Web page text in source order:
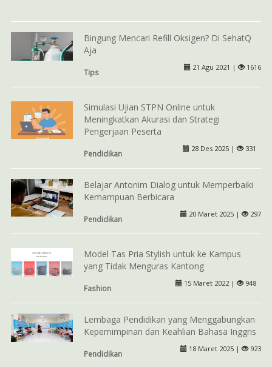
Bingung Mencari Refill Oksigen? Di SehatQ
Aja
Tips
21 Agu 2021 | 1616
Simulasi Ujian STPN Online untuk
Meningkatkan Akurasi dan Strategi
Pengerjaan Peserta
Pendidikan
28 Des 2025 | 331
Belajar Antonim Dialog untuk Memperbaiki
Kemampuan Berbicara
Pendidikan
20 Maret 2025 | 297
Model Tas Pria Stylish untuk ke Kampus
yang Tidak Menguras Kantong
Fashion
15 Maret 2022 | 948
Lembaga Pendidikan yang Menggabungkan
Kepemimpinan dan Keahlian Bahasa Inggris
Pendidikan
18 Maret 2025 | 923